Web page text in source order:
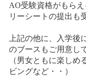
サイトマップ
お問合わせ
AO受験資格がもら
リーシートの提出も
上記の他に、入学後
のブースもご用意し
（男女ともに楽しめ
ビングなど・・）